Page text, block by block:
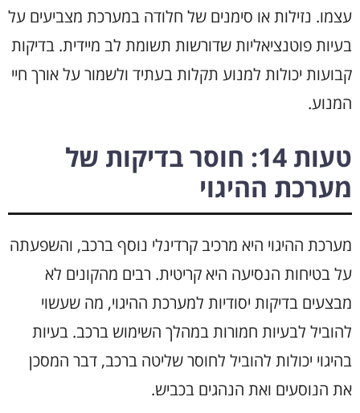
עצמו. נזילות או סימנים של חלודה במערכת מצביעים על
בעיות פוטנציאליות שדורשות תשומת לב מיידית. בדיקות
קבועות יכולות למנוע תקלות בעתיד ולשמור על אורך חיי
המנוע.
טעות 14: חוסר בדיקות של
מערכת ההיגוי
מערכת ההיגוי היא מרכיב קרדינלי נוסף ברכב, והשפעתה
על בטיחות הנסיעה היא קריטית. רבים מהקונים לא
מבצעים בדיקות יסודיות למערכת ההיגוי, מה שעשוי
להוביל לבעיות חמורות במהלך השימוש ברכב. בעיות
בהיגוי יכולות להוביל לחוסר שליטה ברכב, דבר המסכן
את הנוסעים ואת הנהגים בכביש.